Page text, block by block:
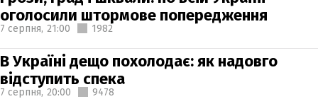
оголосили штормове попередження
7 серпня, 21:00 1982
В Україні дещо похолодає: як надовго
відступить спека
7 серпня, 20:00 9478